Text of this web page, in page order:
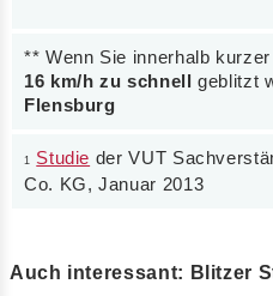
** Wenn Sie innerhalb
16 km/h zu schnell geblitzt
Flensburg
1 Studie der VUT
Co. KG, Januar 2013
Auch interessant: Blitzer